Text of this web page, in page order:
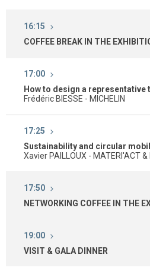
16:15
COFFEE BREAK IN THE
17:00
How to design a
Frédéric BIESSE - MICHELIN
17:25
Sustainability and circular
Xavier PAILLOUX - MATERI'ACT
17:50
NETWORKING COFFEE IN THE
19:00
VISIT & GALA DINNER